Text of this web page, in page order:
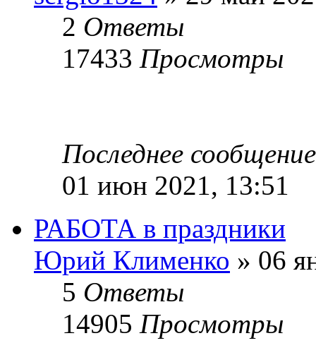
2 Ответы
17433 Просмотры
Последнее
01 июн 2021, 13:51
РАБОТА в праздники
Юрий Клименко » 06
5 Ответы
14905 Просмотры